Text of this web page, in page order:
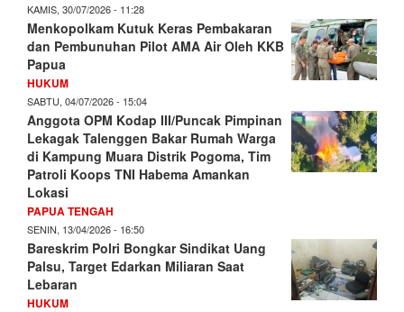
KAMIS, 30/07/2026 - 11:28
Menkopolkam Kutuk Keras Pembakaran
dan Pembunuhan Pilot AMA Air Oleh KKB
Papua
HUKUM
SABTU, 04/07/2026 - 15:04
Anggota OPM Kodap III/Puncak Pimpinan
Lekagak Talenggen Bakar Rumah Warga
di Kampung Muara Distrik Pogoma, Tim
Patroli Koops TNI Habema Amankan
Lokasi
PAPUA TENGAH
SENIN, 13/04/2026 - 16:50
Bareskrim Polri Bongkar Sindikat Uang
Palsu, Target Edarkan Miliaran Saat
Lebaran
HUKUM